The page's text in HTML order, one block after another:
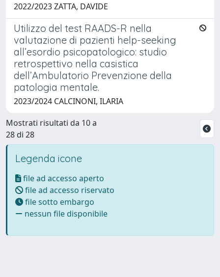
2022/2023 ZATTA, DAVIDE
Utilizzo del test RAADS-R nella
valutazione di pazienti help-seeking
all’esordio psicopatologico: studio
retrospettivo nella casistica
dell’Ambulatorio Prevenzione della
patologia mentale.
2023/2024 CALCINONI, ILARIA
Mostrati risultati da 10 a
28 di 28
Legenda icone
file ad accesso aperto
file ad accesso riservato
file sotto embargo
nessun file disponibile